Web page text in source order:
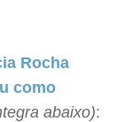
Rocha
como
abaixo):